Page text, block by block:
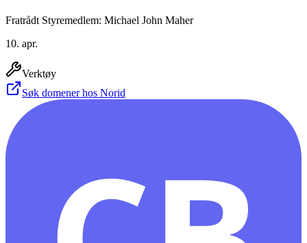
Fratrådt Styremedlem: Michael John Maher
10. apr.
Verktøy
Søk domener hos Norid